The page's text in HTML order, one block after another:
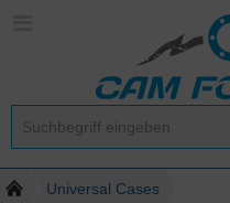
Universal Cases